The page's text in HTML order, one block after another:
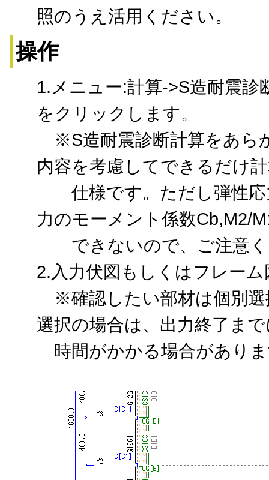
照のうえ活用ください。
操作
1.メニュー:計算->S造耐震
をクリックします。
※S造耐震診断計算をあら
内容を考慮してできるだけ
仕様です。ただし弾性応
力のモーメント係数Cb,M2/
できないので、ご注意く
2. 入力伏図もしくはフレー
※確認したい部材は個別選
選択の場合は、出力終了ま
時間がかかる場合があり